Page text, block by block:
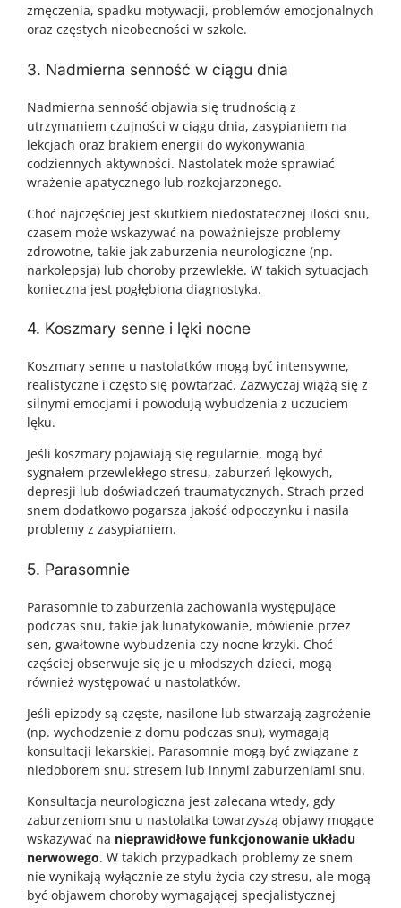
zmęczenia, spadku motywacji, problemów emocjonalnych
oraz częstych nieobecności w szkole.
3. Nadmierna senność w ciągu dnia
Nadmierna senność objawia się trudnością z
utrzymaniem czujności w ciągu dnia, zasypianiem na
lekcjach oraz brakiem energii do wykonywania
codziennych aktywności. Nastolatek może sprawiać
wrażenie apatycznego lub rozkojarzonego.
Choć najczęściej jest skutkiem niedostatecznej ilości snu,
czasem może wskazywać na poważniejsze problemy
zdrowotne, takie jak zaburzenia neurologiczne (np.
narkolepsja) lub choroby przewlekłe. W takich sytuacjach
konieczna jest pogłębiona diagnostyka.
4. Koszmary senne i lęki nocne
Koszmary senne u nastolatków mogą być intensywne,
realistyczne i często się powtarzać. Zazwyczaj wiążą się z
silnymi emocjami i powodują wybudzenia z uczuciem
lęku.
Jeśli koszmary pojawiają się regularnie, mogą być
sygnałem przewlekłego stresu, zaburzeń lękowych,
depresji lub doświadczeń traumatycznych. Strach przed
snem dodatkowo pogarsza jakość odpoczynku i nasila
problemy z zasypianiem.
5. Parasomnie
Parasomnie to zaburzenia zachowania występujące
podczas snu, takie jak lunatykowanie, mówienie przez
sen, gwałtowne wybudzenia czy nocne krzyki. Choć
częściej obserwuje się je u młodszych dzieci, mogą
również występować u nastolatków.
Jeśli epizody są częste, nasilone lub stwarzają zagrożenie
(np. wychodzenie z domu podczas snu), wymagają
konsultacji lekarskiej. Parasomnie mogą być związane z
niedoborem snu, stresem lub innymi zaburzeniami snu.
Konsultacja neurologiczna jest zalecana wtedy, gdy
zaburzeniom snu u nastolatka towarzyszą objawy mogące
wskazywać na nieprawidłowe funkcjonowanie układu
nerwowego. W takich przypadkach problemy ze snem
nie wynikają wyłącznie ze stylu życia czy stresu, ale mogą
być objawem choroby wymagającej specjalistycznej